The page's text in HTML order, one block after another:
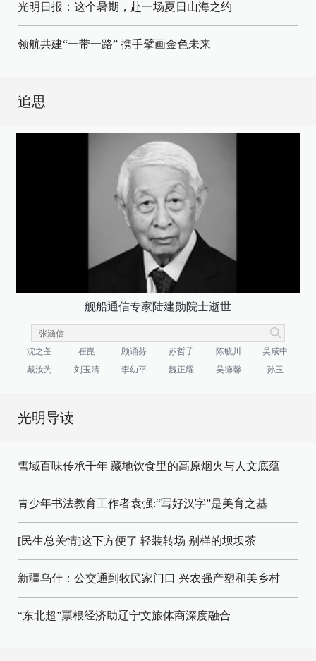
光明日报：这个暑期，赴一场夏日山海之约
领航共建“一带一路” 携手擘画金色未来
追思
舰船通信专家陆建勋院士逝世
沈之荃 崔崑 顾诵芬 苏哲子 陈毓川
吴咸中
戴汝为
刘玉清 李幼平 魏正耀 吴德馨 孙玉
光明导读
雪域百味传承千年 藏地饮食里的高原烟火与人文底蕴
青少年书法教育工作者袁强:“写好汉字”是美育之基
[民生总关情]这下方便了 轻装转场 别样的坝坝茶
新疆乌什：公交通到牧民家门口 兴农强产塑和美乡村
“东北超”票根经济助辽宁文旅体商深度融合